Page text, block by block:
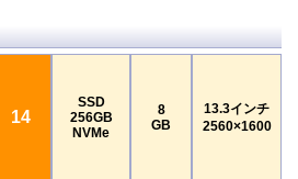
14
SSD
256GB
NVMe
8
GB
13.3インチ
2560×1600